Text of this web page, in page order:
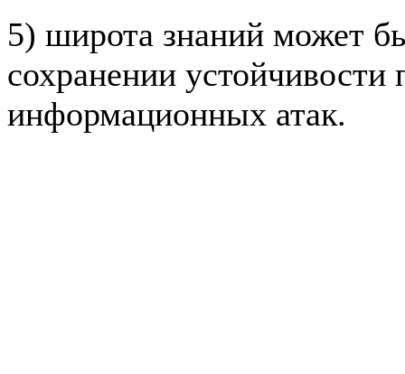
5) широта знаний может
сохранении устойчивости
информационных атак.